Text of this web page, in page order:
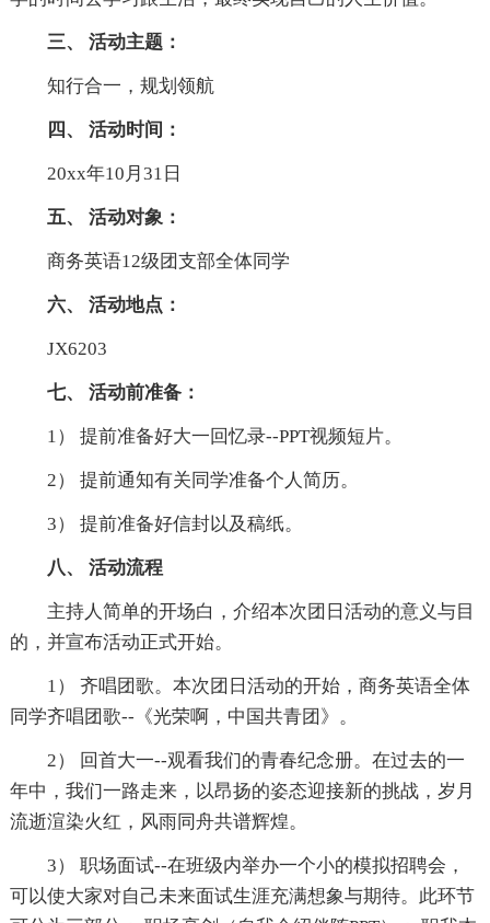
三、 活动主题：
知行合一，规划领航
四、 活动时间：
20xx年10月31日
五、 活动对象：
商务英语12级团支部全体同学
六、 活动地点：
JX6203
七、 活动前准备：
1） 提前准备好大一回忆录--PPT视频短片。
2） 提前通知有关同学准备个人简历。
3） 提前准备好信封以及稿纸。
八、 活动流程
主持人简单的开场白，介绍本次团日活动的意义与目
的，并宣布活动正式开始。
1） 齐唱团歌。本次团日活动的开始，商务英语全体
同学齐唱团歌--《光荣啊，中国共青团》。
2） 回首大一--观看我们的青春纪念册。在过去的一
年中，我们一路走来，以昂扬的姿态迎接新的挑战，岁月
流逝渲染火红，风雨同舟共谱辉煌。
3） 职场面试--在班级内举办一个小的模拟招聘会，
可以使大家对自己未来面试生涯充满想象与期待。此环节